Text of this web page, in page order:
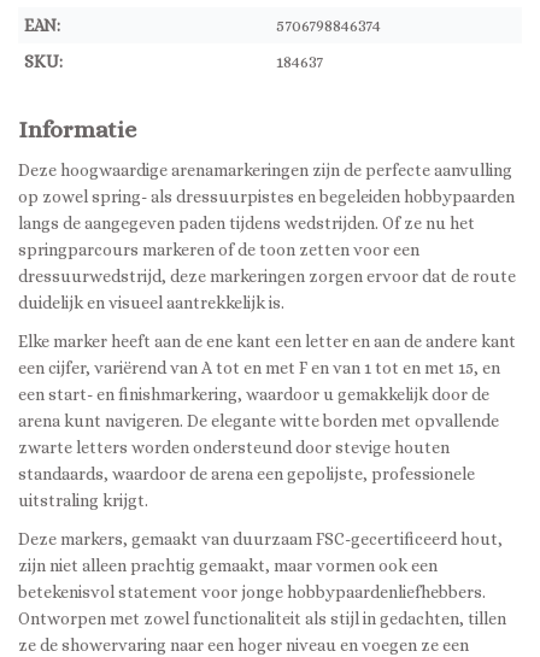
EAN:
5706798846374
SKU:
184637
Informatie
Deze hoogwaardige arenamarkeringen zijn de perfecte aanvulling
op zowel spring- als dressuurpistes en begeleiden hobbypaarden
langs de aangegeven paden tijdens wedstrijden. Of ze nu het
springparcours markeren of de toon zetten voor een
dressuurwedstrijd, deze markeringen zorgen ervoor dat de route
duidelijk en visueel aantrekkelijk is.
Elke marker heeft aan de ene kant een letter en aan de andere kant
een cijfer, variërend van A tot en met F en van 1 tot en met 15, en
een start- en finishmarkering, waardoor u gemakkelijk door de
arena kunt navigeren. De elegante witte borden met opvallende
zwarte letters worden ondersteund door stevige houten
standaards, waardoor de arena een gepolijste, professionele
uitstraling krijgt.
Deze markers, gemaakt van duurzaam FSC-gecertificeerd hout,
zijn niet alleen prachtig gemaakt, maar vormen ook een
betekenisvol statement voor jonge hobbypaardenliefhebbers.
Ontworpen met zowel functionaliteit als stijl in gedachten, tillen
ze de showervaring naar een hoger niveau en voegen ze een